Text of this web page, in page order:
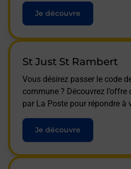
Je découvre
St Just St Rambert
Vous désirez passer le code
commune ? Découvrez l’offre
par La Poste pour répondre à
Je découvre